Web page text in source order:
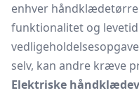
enhver
funktionalitet og
selv, kan andre kræve
Elektriske